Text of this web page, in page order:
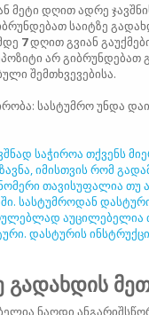
მეტი დღით ადრე
საიტზე
7დღით გვიან
არ გიბრუნდებათ
შემთხვევებისა.
სასტუმრო უნდა
საჭიროა თქვენს
იმისთვის რომ
თავისუფალია თუ
სასტუმროდან
აუცილებელია
დასტურის
გადახდის
ნაღდი